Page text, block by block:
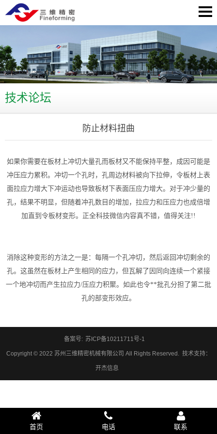
技术论坛
防止材料扭曲
如果你需要在板材上冲切大量孔而板材又不能保持平整，成因可能是
冲压应力累积。冲切一个孔时，孔周边材料被向下拉伸，令板材上表
面拉应力增大下冲运动也导致板材下表面压应力增大。对于冲少量的
孔，结果不明显，但随着冲孔数目的增加，拉应力和压应力也成倍增
加直到令板材变形。正全科技微信内容真不错，值得关注!!
消除这种变形的方法之一是：每隔一个孔冲切，然后返回冲切剩余的
孔。这虽然在板材上产生相同的应力，但瓦解了因同向连续一个紧接
一个地冲切而产生拉应力/压应力积聚。如此也令**批孔分担了第二批
孔的部变形效应。
备案号: 苏ICP备10211711号-1
Copyright © 2022 苏州三维精密机械有限公司 All Rights Reserved. 技术支持：
开杰信息
首页 电话 联系